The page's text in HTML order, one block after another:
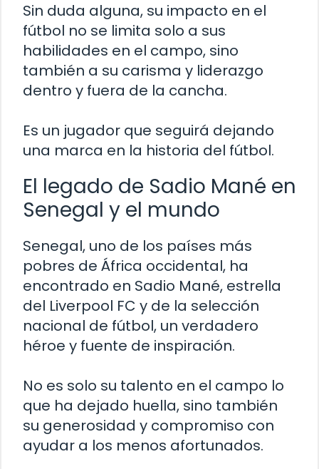
Sin duda alguna, su impacto en el
fútbol no se limita solo a sus
habilidades en el campo, sino
también a su carisma y liderazgo
dentro y fuera de la cancha.
Es un jugador que seguirá dejando
una marca en la historia del fútbol.
El legado de Sadio Mané en
Senegal y el mundo
Senegal, uno de los países más
pobres de África occidental, ha
encontrado en Sadio Mané, estrella
del Liverpool FC y de la selección
nacional de fútbol, un verdadero
héroe y fuente de inspiración.
No es solo su talento en el campo lo
que ha dejado huella, sino también
su generosidad y compromiso con
ayudar a los menos afortunados.